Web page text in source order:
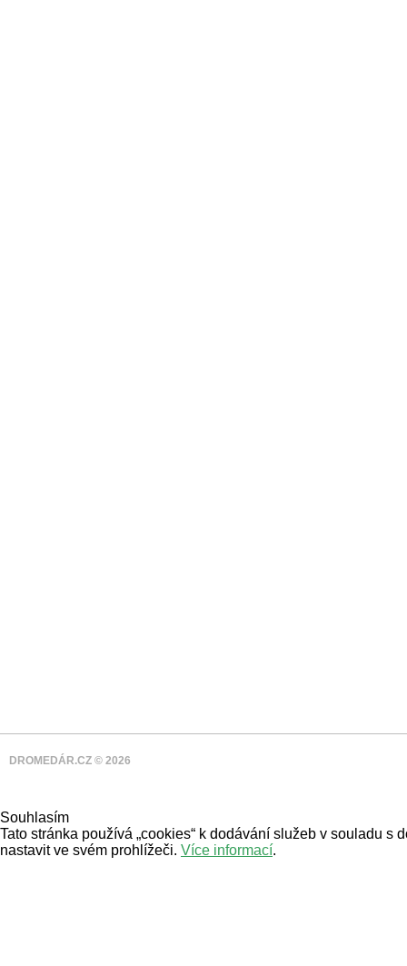
DROMEDÁR.CZ © 2026
Souhlasím
Tato stránka používá „cookies“ k dodávání služeb v souladu s
nastavit ve svém prohlížeči. Více informací.